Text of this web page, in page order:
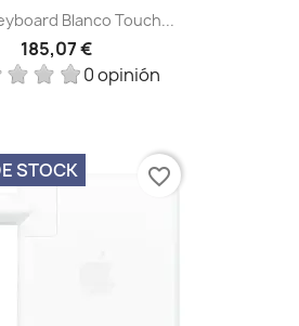
Blanco Touch...
185,07 €
0 opinión
STOCK favorite_border